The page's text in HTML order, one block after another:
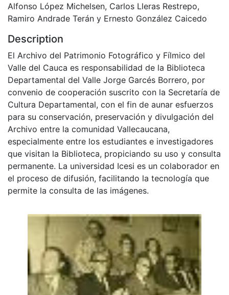
Alfonso López Michelsen, Carlos Lleras Restrepo,
Ramiro Andrade Terán y Ernesto González Caicedo
Description
El Archivo del Patrimonio Fotográfico y Fílmico del
Valle del Cauca es responsabilidad de la Biblioteca
Departamental del Valle Jorge Garcés Borrero, por
convenio de cooperación suscrito con la Secretaría de
Cultura Departamental, con el fin de aunar esfuerzos
para su conservación, preservación y divulgación del
Archivo entre la comunidad Vallecaucana,
especialmente entre los estudiantes e investigadores
que visitan la Biblioteca, propiciando su uso y consulta
permanente. La universidad Icesi es un colaborador en
el proceso de difusión, facilitando la tecnología que
permite la consulta de las imágenes.